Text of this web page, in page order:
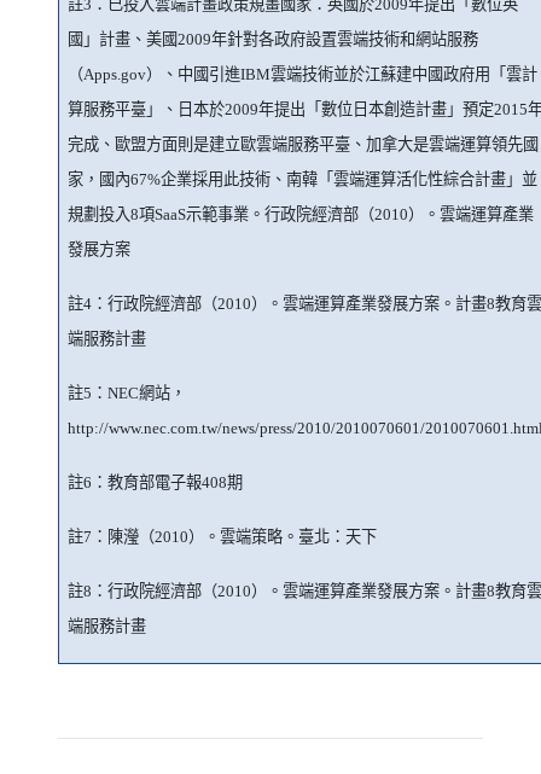
註3 ：已投入雲端計畫政策規畫國家：英國於2009年提出「數位英
國」計畫、美國2009年針對各政府設置雲端技術和網站服務
（Apps.gov）、中國引進IBM雲端技術並於江蘇建中國政府用「雲計
算服務平臺」、日本於2009年提出「數位日本創造計畫」預定2015
完成、歐盟方面則是建立歐雲端服務平臺、加拿大是雲端運算領先國
家，國內67%企業採用此技術、南韓「雲端運算活化性綜合計畫」並
規劃投入8項SaaS示範事業。行政院經濟部（2010）。雲端運算產業
發展方案
註4 ：行政院經濟部（2010）。雲端運算產業發展方案。計畫8教育
端服務計畫
註5 ：NEC網站，
http://www.nec.com.tw/news/press/2010/2010070601/
註6 ：教育部電子報408期
註7 ：陳瀅（2010）。雲端策略。臺北：天下
註8 ：行政院經濟部（2010）。雲端運算產業發展方案。計畫8教育
端服務計畫